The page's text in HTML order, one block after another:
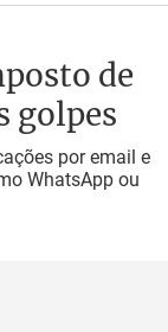
de
golpes
por email e
WhatsApp ou